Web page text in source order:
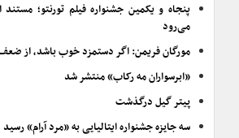
پنجاه و یکمین جشنواره فیلم تورنتو؛ مستند
می‌رود
مورگان فریمن: اگر دستمزد خوب باشد، از
«ابرسواران مه رکاب» منتشر شد
پیتر گیل درگذشت
سه جایزه جشنواره ایتالیایی به «مرد آرام» رسید